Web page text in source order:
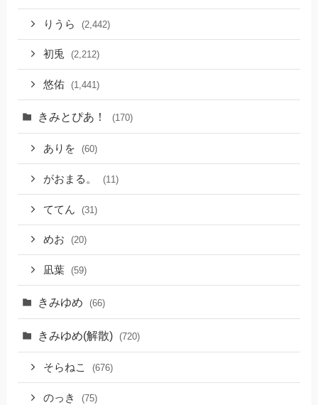
りうら (2,442)
初兎 (2,212)
悠佑 (1,441)
きみとぴあ！ (170)
ありを (60)
がおまる。 (11)
ててん (31)
めお (20)
凪葉 (59)
きみゆめ (66)
きみゆめ(解散) (720)
そらねこ (676)
のっき (75)